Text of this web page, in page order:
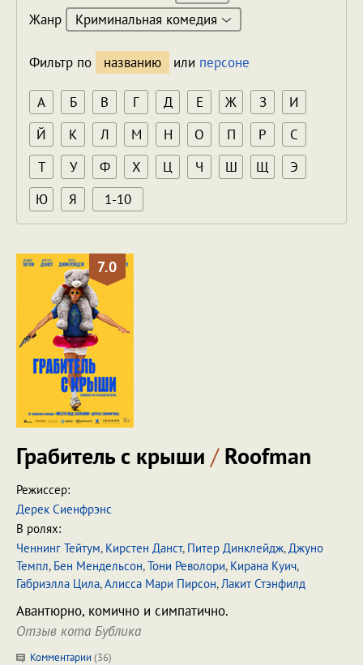
Жанр
Криминальная комедия
Фильтр по названию или персоне
А Б В Г Д Е Ж З
И
Й
К Л М Н О П Р
С
Т
У Ф Х Ц Ч Ш Щ
Э
Ю
Я 1-10
7.0
Грабитель с крыши /Roofman
Режиссер:
Дерек Сиенфрэнс
В ролях:
Ченнинг Тейтум, Кирстен Данст, Питер Динклейдж,Джуно
Темпл, Бен Мендельсон,Тони Револори, Кирана Куич,
Габриэлла Цила,Алисса Мари Пирсон,Лакит Стэнфилд
Авантюрно, комично и симпатично.
Отзыв кота Бублика
Комментарии (36)